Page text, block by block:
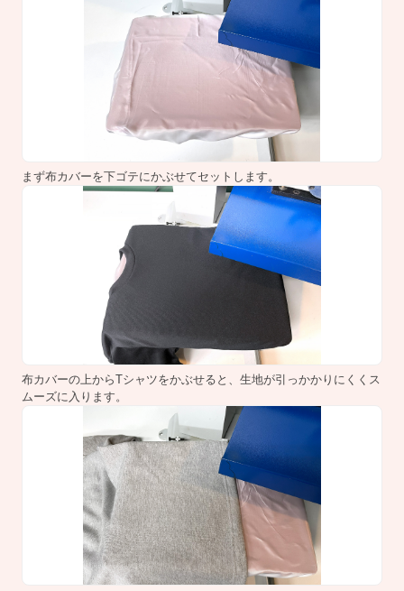
まず布カバーを下ゴテにかぶせてセットします。
布カバーの上からTシャツをかぶせると、生地が引っかかりにくくス
ムーズに入ります。